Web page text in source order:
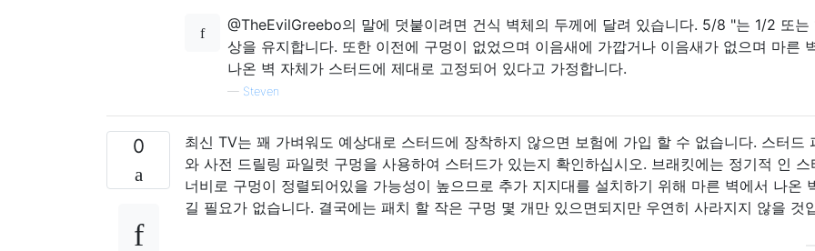
@TheEvilGreebo의 말에 덧붙이려면 건식 벽체의 두께에 달려 있습니다. 5/8 "는 1/2 또는
상을 유지합니다. 또한 이전에 구멍이 없었으며 이음새에 가깝거나 이음새가 없으며 마른
나온 벽 자체가 스터드에 제대로 고정되어 있다고 가정합니다.
— Steven
0
최신 TV는 꽤 가벼워도 예상대로 스터드에 장착하지 않으면 보험에 가입 할 수 없습니다. 스터드
와 사전 드릴링 파일럿 구멍을 사용하여 스터드가 있는지 확인하십시오. 브래킷에는 정기적 인 스
너비로 구멍이 정렬되어있을 가능성이 높으므로 추가 지지대를 설치하기 위해 마른 벽에서 나온
길 필요가 없습니다. 결국에는 패치 할 작은 구멍 몇 개만 있으면되지만 우연히 사라지지 않을 것